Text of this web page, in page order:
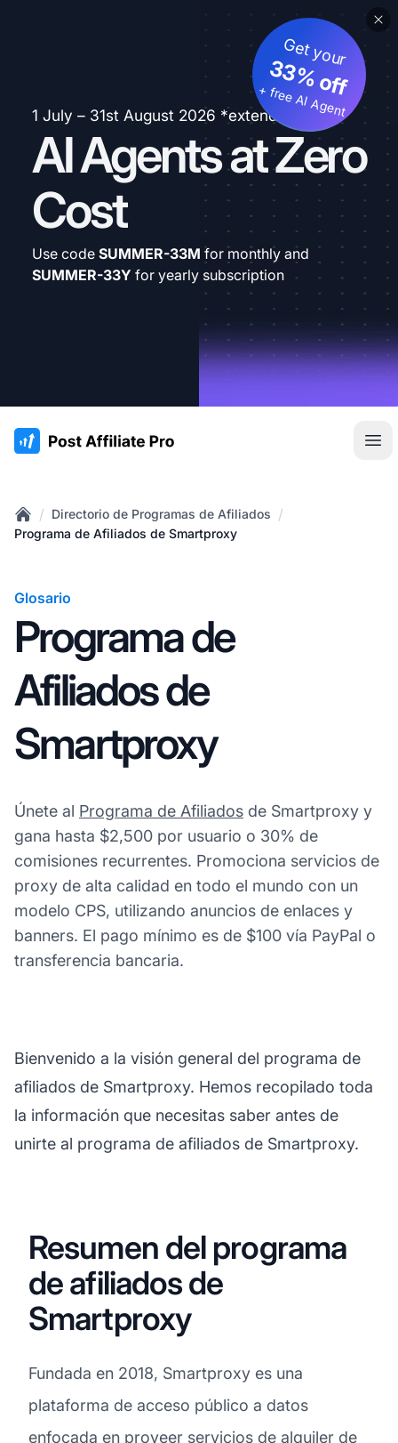
1 July – 31st August 2026 *extended
AI Agents at Zero
Cost
Get your
33% off
+ free AI Agent
Use code SUMMER-33M for monthly and
SUMMER-33Y for yearly subscription
:site.title
Home
/ Directorio de Programas de Afiliados /
Programa de Afiliados de Smartproxy
Glosario
Programa de
Afiliados de
Smartproxy
Únete al Programa de Afiliados de Smartproxy y
gana hasta $2,500 por usuario o 30% de
comisiones recurrentes. Promociona servicios de
proxy de alta calidad en todo el mundo con un
modelo CPS, utilizando anuncios de enlaces y
banners. El pago mínimo es de $100 vía PayPal o
transferencia bancaria.
Bienvenido a la visión general del programa de
afiliados de Smartproxy. Hemos recopilado toda
la información que necesitas saber antes de
unirte al programa de afiliados de Smartproxy.
Resumen del programa
de afiliados de
Smartproxy
Fundada en 2018, Smartproxy es una
plataforma de acceso público a datos
enfocada en proveer servicios de alquiler de